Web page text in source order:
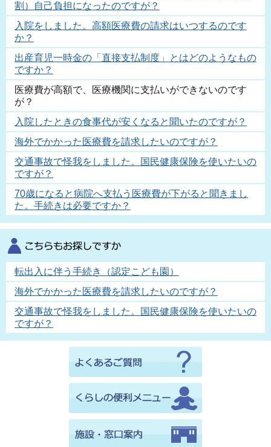
割）自己負担になったのですが？
入院をしました。高額医療費の請求はいつするのです
か？
出産育児一時金の「直接支払制度」とはどのようなもの
ですか？
医療費が高額で、医療機関に支払いができないのです
が？
入院したときの食事代が安くなると聞いたのですが？
海外でかかった医療費を請求したいのですが？
交通事故で怪我をしました。国民健康保険を使いたいの
ですが？
70歳になると病院へ支払う医療費が下がると聞きまし
た。手続きは必要ですか？
転出入に伴う手続き（認定こども園）
海外でかかった医療費を請求したいのですが？
交通事故で怪我をしました。国民健康保険を使いたいの
ですが？